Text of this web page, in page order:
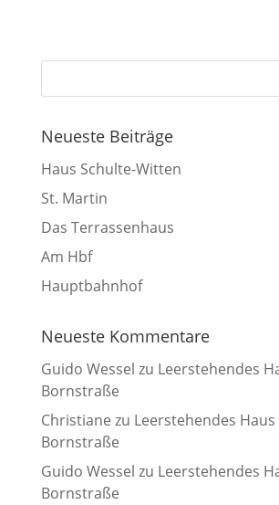
Neueste Beiträge
Haus Schulte-Witten
St. Martin
Das Terrassenhaus
Am Hbf
Hauptbahnhof
Neueste Kommentare
Guido Wessel zu Leerstehendes
Bornstraße
Christiane zu Leerstehendes
Bornstraße
Guido Wessel zu Leerstehendes
Bornstraße